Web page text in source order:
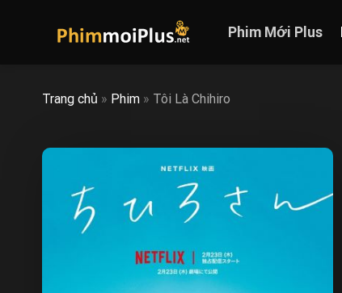
Phim Mới Plus
Trang chủ » Phim » Tôi Là Chihiro